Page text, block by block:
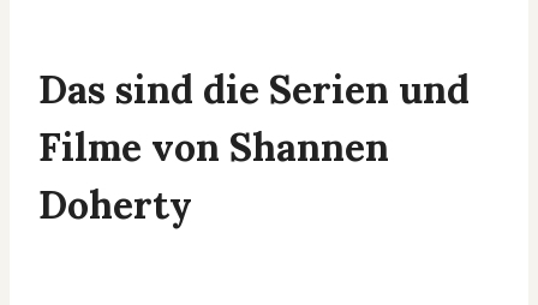
Das sind die Serien und
Filme von Shannen
Doherty